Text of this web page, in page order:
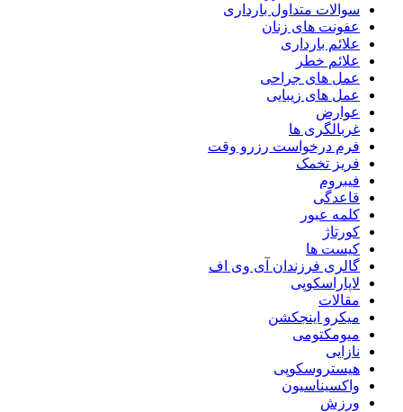
سوالات متداول بارداری
عفونت های زنان
علائم بارداری
علائم خطر
عمل های جراحی
عمل های زیبایی
عوارض
غربالگری ها
فرم درخواست رزرو وقت
فریز تخمک
فیبروم
قاعدگی
کلمه عبور
کورتاژ
کیست ها
گالری فرزندان آی وی اف
لاپاراسکوپی
مقالات
میکرو اینجکشن
میومکتومی
نازایی
هیستروسکوپی
واکسیناسیون
ورزش